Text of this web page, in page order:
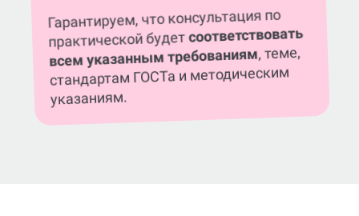
Гарантируем, что консультация по
практической будетсоответствовать
всем указанным требованиям, теме,
стандартам ГОСТа и методическим
указаниям.